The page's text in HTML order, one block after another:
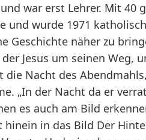
war erst Lehrer. Mit 40
und wurde 1971
Geschichte näher zu
Jesus um seinen Weg,
Nacht des
„In der Nacht da er
es auch am Bild
in das Bild Der